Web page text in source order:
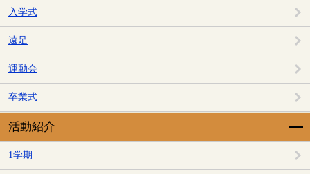
入学式
遠足
運動会
卒業式
活動紹介
1学期